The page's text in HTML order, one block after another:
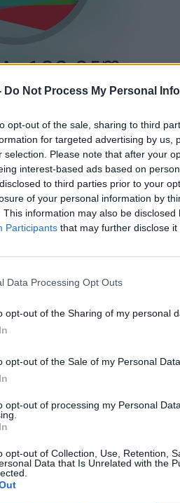
Do Not Process My Personal
opt-out of the sale, sharing to third
for targeted advertising by us,
selection. Please note that after your
interest-based ads based on
to third parties prior to your
of your personal information by
This information may also be
Participants that may further disclose it
Data Processing Opt Outs
opt-out of the Sharing of my personal
opt-out of the Sale of my Personal Data.
opt-out of processing my Personal
opt-out of Collection, Use, Retention,
Data that Is Unrelated with the
de uma colisão entre um
de Ovar.
dos Bombeiros
hora e meia, estando agora a